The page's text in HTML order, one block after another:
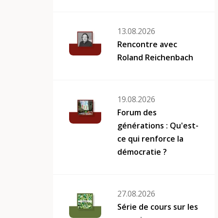
13.08.2026
Rencontre avec
Roland Reichenbach
19.08.2026
Forum des
générations : Qu'est-
ce qui renforce la
démocratie ?
27.08.2026
Série de cours sur les